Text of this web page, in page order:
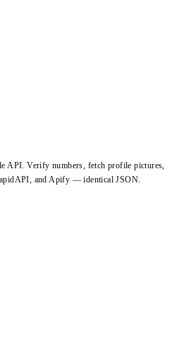
API. Verify numbers, fetch profile pictures,
and Apify — identical JSON.